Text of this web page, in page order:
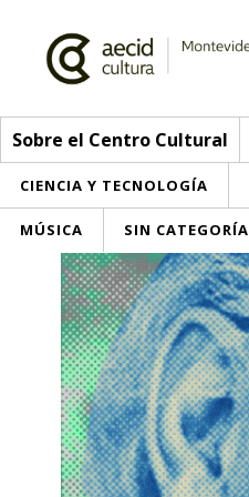
Sobre el Centro Cultural
CIENCIA Y TECNOLOGÍA
MÚSICA SIN CATEGORÍA
Sobre el Centro Cultural
Red AECID
Equipo
Instalaciones
Visítanos
Actividades
> Ir a Actividades
Esta semana
Inscripciones
Participa
Envíanos tu propuesta
Buzón de sugerencias
Noticias
Convocatorias